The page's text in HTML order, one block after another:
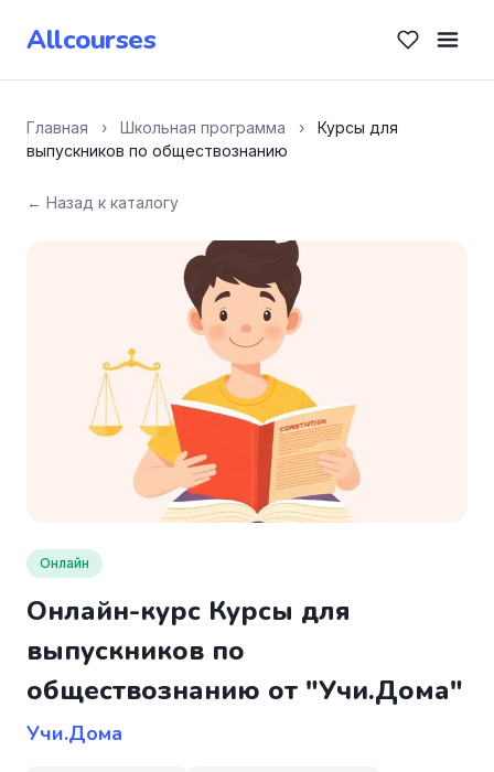
Allcourses
Главная › Школьная программа ›
Курсы для
выпускников по обществознанию
← Назад к каталогу
Онлайн
Онлайн-курс Курсы для
выпускников по
обществознанию от "Учи.Дома"
Учи.Дома